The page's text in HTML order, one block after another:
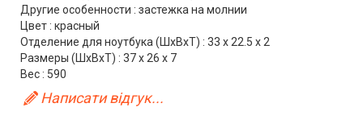
Другие особенности : застежка на молнии
Цвет : красный
Отделение для ноутбука (ШхВхТ) : 33 x 22.5 x 2
Размеры (ШхВхТ) : 37 x 26 x 7
Вес : 590
Написати відгук...